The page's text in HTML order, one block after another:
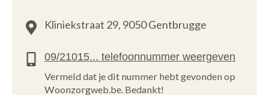
Kliniekstraat 29, 9050 Gentbrugge
Vermeld dat je dit nummer hebt gevonden op
Woonzorgweb.be. Bedankt!